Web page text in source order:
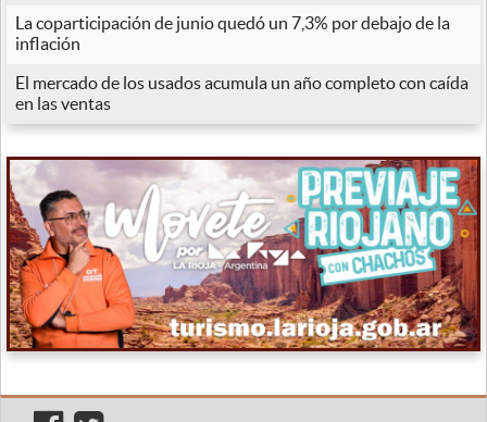
La coparticipación de junio quedó un 7,3% por debajo de la
inflación
El mercado de los usados acumula un año completo con caída
en las ventas